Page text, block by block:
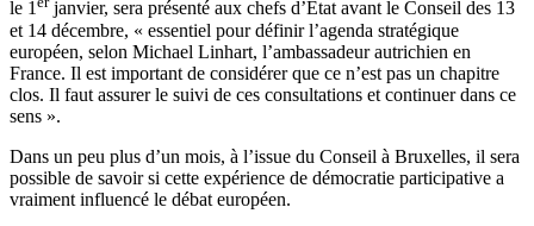
le 1
janvier, sera présenté aux chefs d’État avant le Conseil des 13
et 14 décembre, « essentiel pour définir l’agenda stratégique
européen, selon Michael Linhart, l’ambassadeur autrichien en
France. Il est important de considérer que ce n’est pas un chapitre
clos. Il faut assurer le suivi de ces consultations et continuer dans ce
sens ».
Dans un peu plus d’un mois, à l’issue du Conseil à Bruxelles, il sera
possible de savoir si cette expérience de démocratie participative a
vraiment influencé le débat européen.